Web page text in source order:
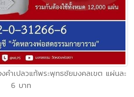
ำเปลวแท้พระพุทธชัยมงคลเขต แผ่นละ
6 บาท